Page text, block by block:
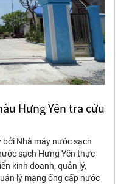
Hưng Yên tra cứu
Nhà máy nước sạch
sạch Hưng Yên thực
kinh doanh, quản lý,
lý mạng ống cấp nước